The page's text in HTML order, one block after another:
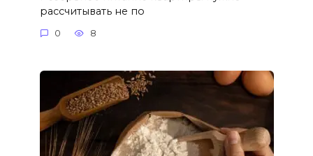
рассчитывать не по
0 8